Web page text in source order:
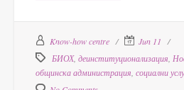
Know-how centre
Jun 11
БИОХ, деинституционализация
общинска администрация социални